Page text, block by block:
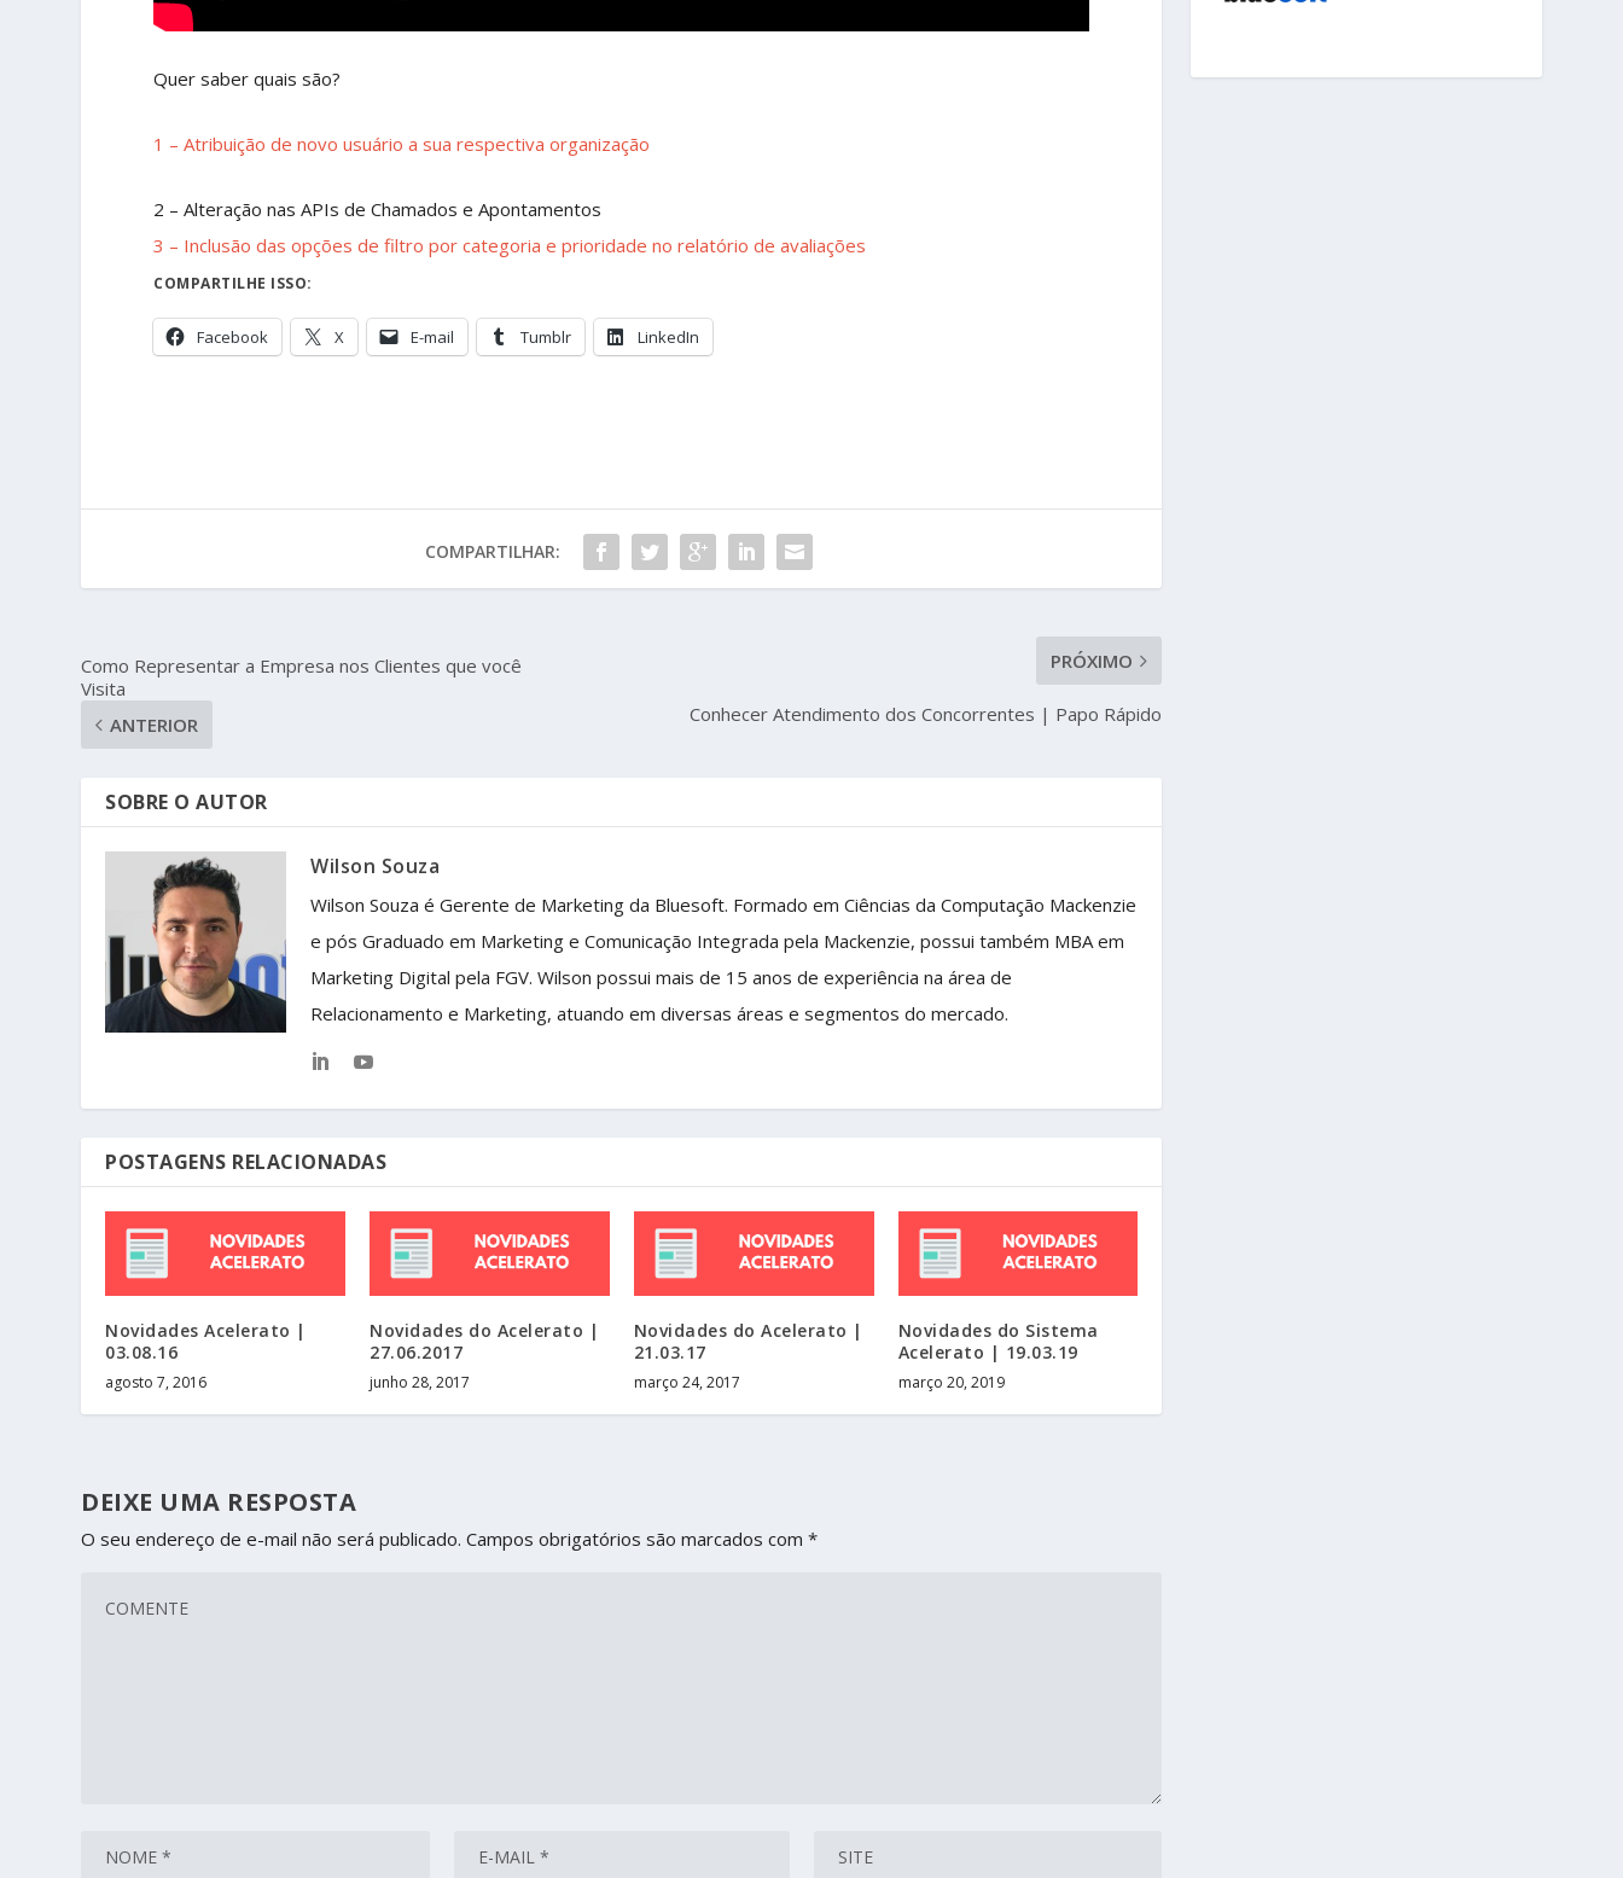
Quer saber quais são?
1 – Atribuição de novo usuário a sua respectiva organização
2 – Alteração nas APIs de Chamados e Apontamentos
3 – Inclusão das opções de filtro por categoria e prioridade no relatório de avaliações
COMPARTILHE ISSO:
Facebook X E-mail Tumblr LinkedIn
COMPARTILHAR:
Como Representar a Empresa nos Clientes que você
Visita
ANTERIOR
PRÓXIMO
Conhecer Atendimento dos Concorrentes | Papo Rápido
SOBRE O AUTOR
Wilson Souza
Wilson Souza é Gerente de Marketing da Bluesoft. Formado em Ciências da Computação Mackenzie
e pós Graduado em Marketing e Comunicação Integrada pela Mackenzie, possui também MBA em
Marketing Digital pela FGV. Wilson possui mais de 15 anos de experiência na área de
Relacionamento e Marketing, atuando em diversas áreas e segmentos do mercado.
POSTAGENS RELACIONADAS
Novidades Acelerato |
03.08.16
agosto 7, 2016
Novidades do Acelerato |
27.06.2017
junho 28, 2017
Novidades do Acelerato |
21.03.17
março 24, 2017
Novidades do Sistema
Acelerato | 19.03.19
março 20, 2019
DEIXE UMA RESPOSTA
O seu endereço de e-mail não será publicado. Campos obrigatórios são marcados com*